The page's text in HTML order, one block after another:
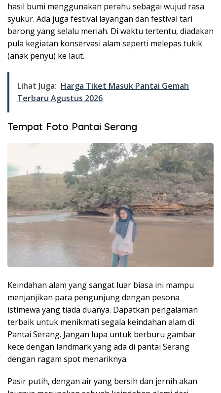
hasil bumi menggunakan perahu sebagai wujud rasa
syukur. Ada juga festival layangan dan festival tari
barong yang selalu meriah. Di waktu tertentu, diadakan
pula kegiatan konservasi alam seperti melepas tukik
(anak penyu) ke laut.
Lihat Juga: Harga Tiket Masuk Pantai Gemah
Terbaru Agustus 2026
Tempat Foto Pantai Serang
Keindahan alam yang sangat luar biasa ini mampu
menjanjikan para pengunjung dengan pesona
istimewa yang tiada duanya. Dapatkan pengalaman
terbaik untuk menikmati segala keindahan alam di
Pantai Serang. Jangan lupa untuk berburu gambar
kece dengan landmark yang ada di pantai Serang
dengan ragam spot menariknya.
Pasir putih, dengan air yang bersih dan jernih akan